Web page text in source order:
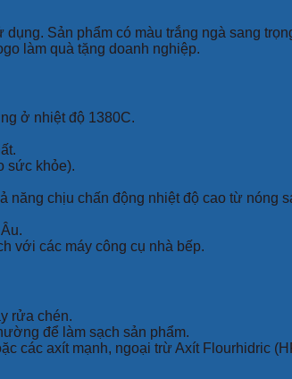
Sản phẩm có màu trắng ngà sang
làm quà tặng doanh nghiệp.
ở nhiệt độ 1380C.
sức khỏe).
năng chịu chấn động nhiệt độ cao từ nóng
với các máy công cụ nhà bếp.
rửa chén.
để làm sạch sản phẩm.
các axít mạnh, ngoại trừ Axít Flourhidric